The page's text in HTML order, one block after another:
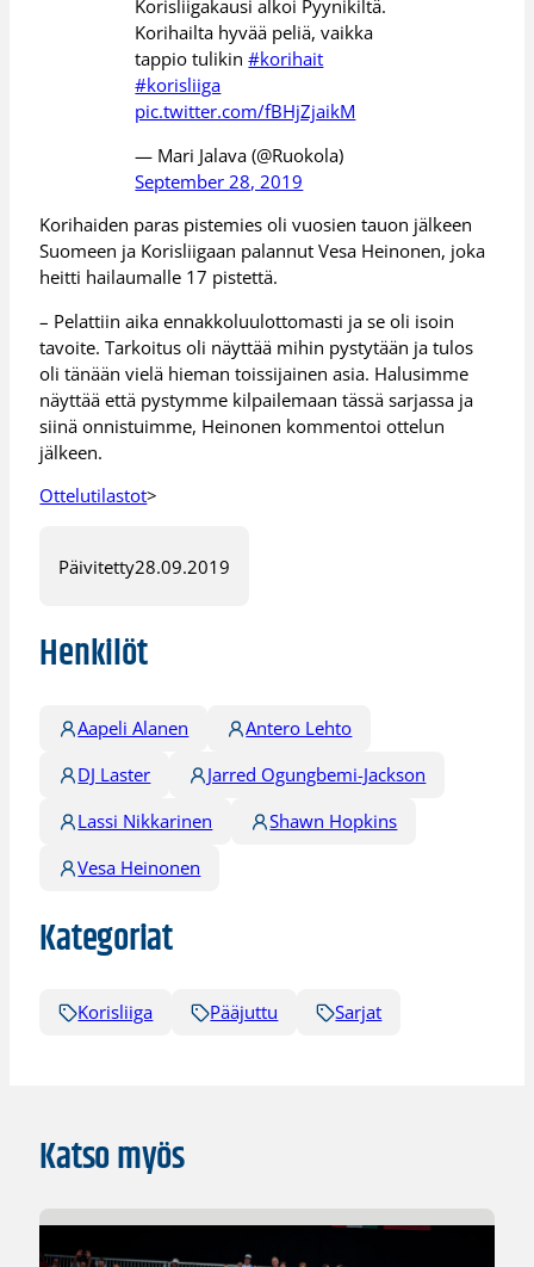
Korisliigakausi alkoi Pyynikiltä.
Korihailta hyvää peliä, vaikka
tappio tulikin#korihait
#korisliiga
pic.twitter.com/fBHjZjaikM
— Mari Jalava (@Ruokola)
September 28, 2019
Korihaiden paras pistemies oli vuosien tauon jälkeen
Suomeen ja Korisliigaan palannut Vesa Heinonen, joka
heitti hailaumalle 17 pistettä.
– Pelattiin aika ennakkoluulottomasti ja se oli isoin
tavoite. Tarkoitus oli näyttää mihin pystytään ja tulos
oli tänään vielä hieman toissijainen asia. Halusimme
näyttää että pystymme kilpailemaan tässä sarjassa ja
siinä onnistuimme, Heinonen kommentoi ottelun
jälkeen.
Ottelutilastot>
Päivitetty28.09.2019
Henkilöt
Aapeli Alanen
Antero Lehto
DJ Laster
Jarred Ogungbemi-Jackson
Lassi Nikkarinen
Shawn Hopkins
Vesa Heinonen
Kategoriat
Korisliiga Pääjuttu Sarjat
Katso myös